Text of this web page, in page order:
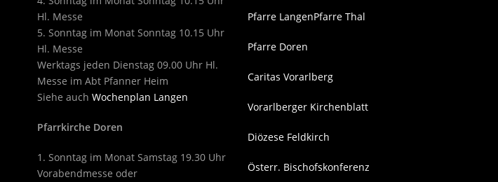
Hl. Messe
5. Sonntag im Monat Sonntag 10.15 Uhr
Hl. Messe
Werktags jeden Dienstag 09.00 Uhr Hl.
Messe im Abt Pfanner Heim
Siehe auch Wochenplan Langen
Pfarrkirche Doren
1. Sonntag im Monat Samstag 19.30 Uhr
Vorabendmesse oder
Pfarre LangenPfarre Thal
Pfarre Doren
Caritas Vorarlberg
Vorarlberger Kirchenblatt
Diözese Feldkirch
Österr. Bischofskonferenz